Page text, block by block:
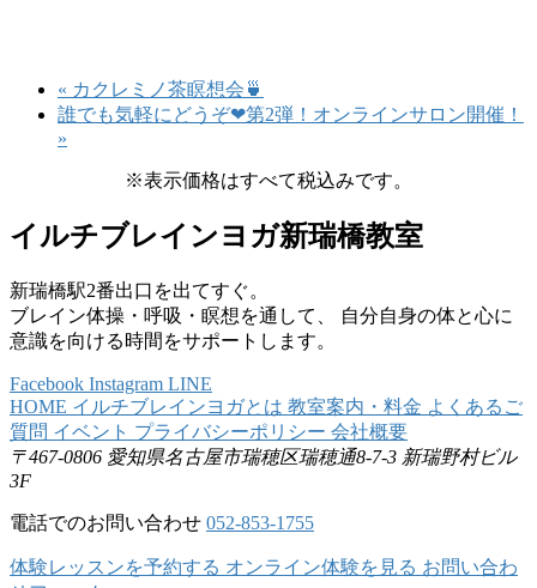
« カクレミノ茶瞑想会🍵
誰でも気軽にどうぞ❤第2弾！オンラインサロン開催！
»
※表示価格はすべて税込みです。
イルチブレインヨガ新瑞橋教室
新瑞橋駅2番出口を出てすぐ。
ブレイン体操・呼吸・瞑想を通して、 自分自身の体と心に
意識を向ける時間をサポートします。
Facebook Instagram LINE
HOME イルチブレインヨガとは 教室案内・料金 よくあるご
質問 イベント プライバシーポリシー 会社概要
〒467-0806 愛知県名古屋市瑞穂区瑞穂通8-7-3 新瑞野村ビル
3F
電話でのお問い合わせ 052-853-1755
体験レッスンを予約する オンライン体験を見る お問い合わ